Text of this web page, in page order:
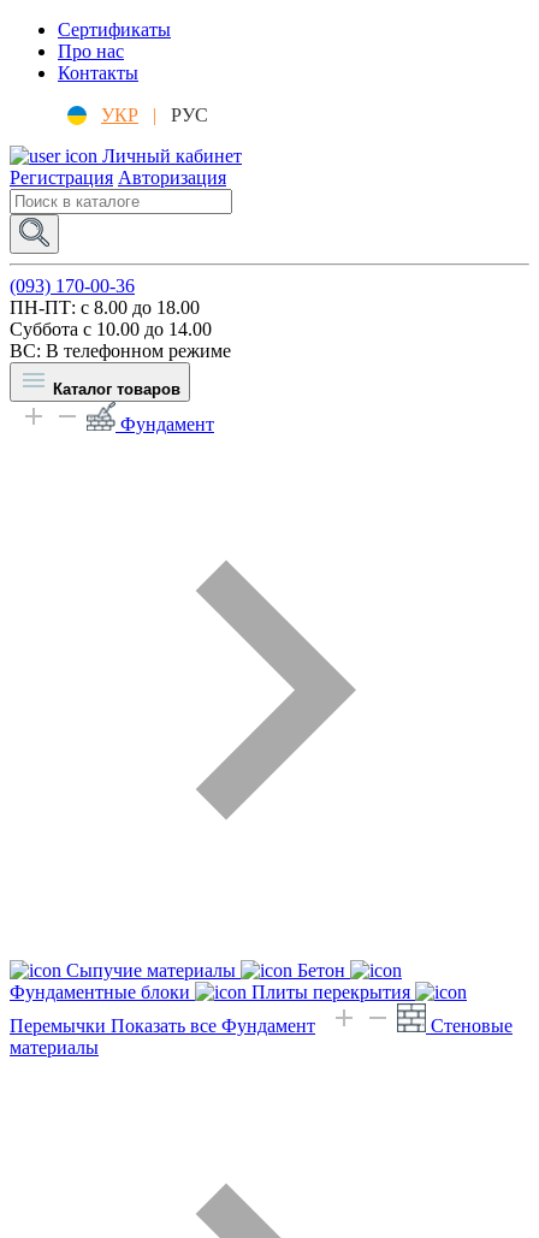
Сертификаты
Про нас
Контакты
УКР |
РУС
Личный кабинет
Регистрация Авторизация
(093) 170-00-36
ПН-ПТ: c 8.00 до 18.00
Суббота с 10.00 до 14.00
ВС: В телефонном режиме
Каталог товаров
Фундамент
Сыпучие материалы
Бетон
Фундаментные блоки
Плиты перекрытия
Перемычки Показать все Фундамент
Стеновые
материалы